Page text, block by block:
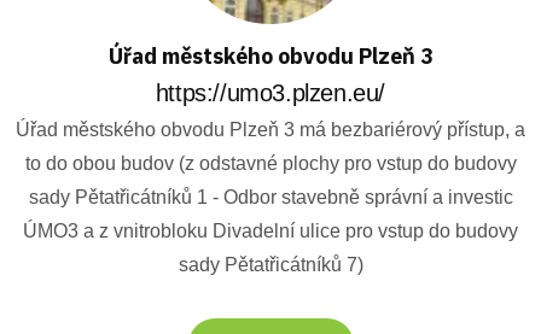
Úřad městského obvodu Plzeň 3
https://umo3.plzen.eu/
Úřad městského obvodu Plzeň 3 má bezbariérový přístup, a
to do obou budov (z odstavné plochy pro vstup do budovy
sady Pětatřicátníků 1 - Odbor stavebně správní a investic
ÚMO3 a z vnitrobloku Divadelní ulice pro vstup do budovy
sady Pětatřicátníků 7)